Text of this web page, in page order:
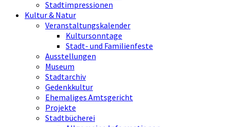
Stadtimpressionen
Kultur & Natur
Veranstaltungskalender
Kultursonntage
Stadt- und Familienfeste
Ausstellungen
Museum
Stadtarchiv
Gedenkkultur
Ehemaliges Amtsgericht
Projekte
Stadtbücherei